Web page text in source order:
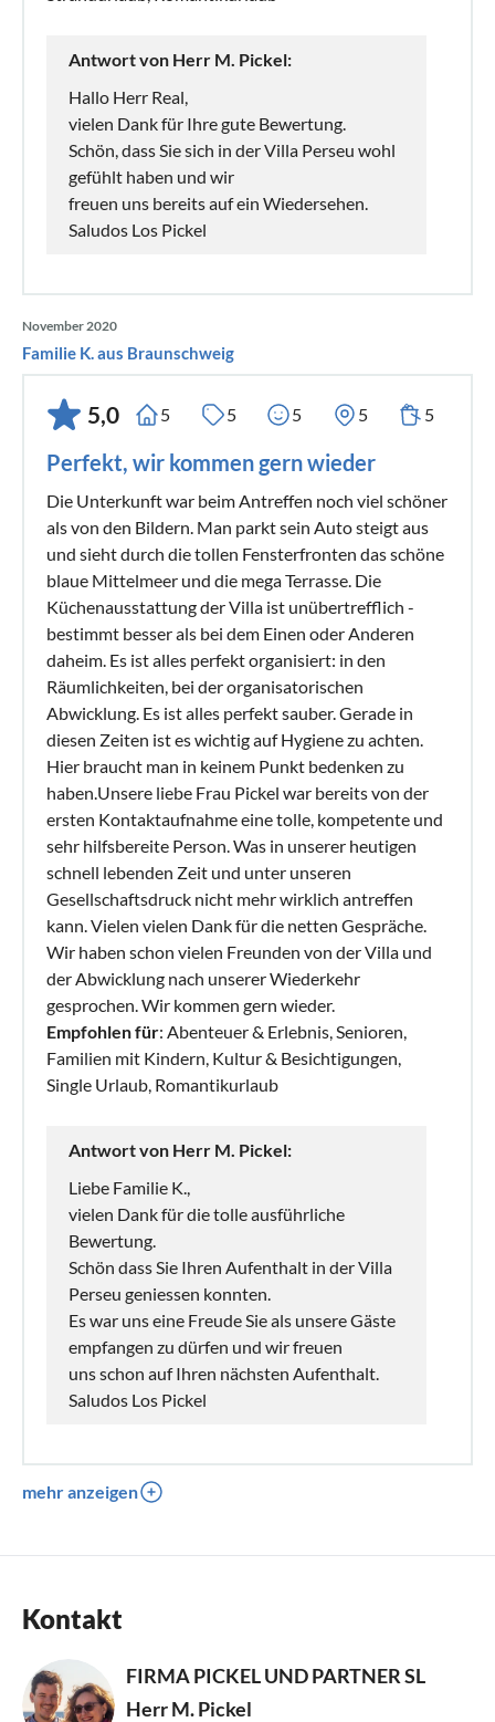
Antwort von Herr M. Pickel:
Hallo Herr Real,
vielen Dank für Ihre gute Bewertung.
Schön, dass Sie sich in der Villa Perseu wohl
gefühlt haben und wir
freuen uns bereits auf ein Wiedersehen.
Saludos Los Pickel
November 2020
Familie K. aus Braunschweig
5,0 5 5 5 5 5
Perfekt, wir kommen gern wieder
Die Unterkunft war beim Antreffen noch viel schöner
als von den Bildern. Man parkt sein Auto steigt aus
und sieht durch die tollen Fensterfronten das schöne
blaue Mittelmeer und die mega Terrasse. Die
Küchenausstattung der Villa ist unübertrefflich -
bestimmt besser als bei dem Einen oder Anderen
daheim. Es ist alles perfekt organisiert: in den
Räumlichkeiten, bei der organisatorischen
Abwicklung. Es ist alles perfekt sauber. Gerade in
diesen Zeiten ist es wichtig auf Hygiene zu achten.
Hier braucht man in keinem Punkt bedenken zu
haben.Unsere liebe Frau Pickel war bereits von der
ersten Kontaktaufnahme eine tolle, kompetente und
sehr hilfsbereite Person. Was in unserer heutigen
schnell lebenden Zeit und unter unseren
Gesellschaftsdruck nicht mehr wirklich antreffen
kann. Vielen vielen Dank für die netten Gespräche.
Wir haben schon vielen Freunden von der Villa und
der Abwicklung nach unserer Wiederkehr
gesprochen. Wir kommen gern wieder.
Empfohlen für: Abenteuer & Erlebnis, Senioren,
Familien mit Kindern, Kultur & Besichtigungen,
Single Urlaub, Romantikurlaub
Antwort von Herr M. Pickel:
Liebe Familie K.,
vielen Dank für die tolle ausführliche
Bewertung.
Schön dass Sie Ihren Aufenthalt in der Villa
Perseu geniessen konnten.
Es war uns eine Freude Sie als unsere Gäste
empfangen zu dürfen und wir freuen
uns schon auf Ihren nächsten Aufenthalt.
Saludos Los Pickel
mehr anzeigen
Kontakt
FIRMA PICKEL UND PARTNER SL
Herr M. Pickel